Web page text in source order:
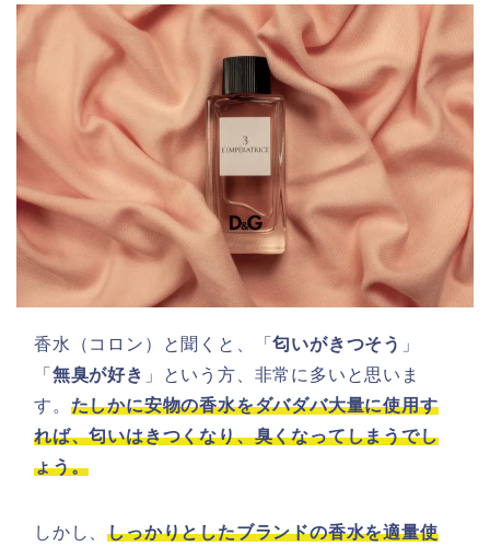
香水（コロン）と聞くと、「匂いがきつそう 」
「 無臭が好き 」という方、非常に多いと思いま
す。 たしかに安物の香水をダバダバ大量に使用す
れば、匂いはきつくなり、臭くなってしまうでし
ょう。
しかし、しっかりとしたブランドの香水を適量使